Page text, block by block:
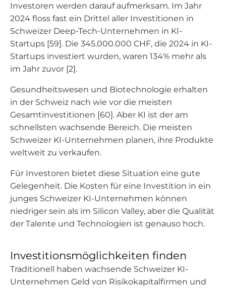
Investoren werden darauf aufmerksam. Im Jahr
2024 floss fast ein Drittel aller Investitionen in
Schweizer Deep-Tech-Unternehmen in KI-
Startups [59]. Die 345.000.000 CHF, die 2024 in KI-
Startups investiert wurden, waren 134% mehr als
im Jahr zuvor [2].
Gesundheitswesen und Biotechnologie erhalten
in der Schweiz nach wie vor die meisten
Gesamtinvestitionen [60]. Aber KI ist der am
schnellsten wachsende Bereich. Die meisten
Schweizer KI-Unternehmen planen, ihre Produkte
weltweit zu verkaufen.
Für Investoren bietet diese Situation eine gute
Gelegenheit. Die Kosten für eine Investition in ein
junges Schweizer KI-Unternehmen können
niedriger sein als im Silicon Valley, aber die Qualität
der Talente und Technologien ist genauso hoch.
Investitionsmöglichkeiten finden
Traditionell haben wachsende Schweizer KI-
Unternehmen Geld von Risikokapitalfirmen und